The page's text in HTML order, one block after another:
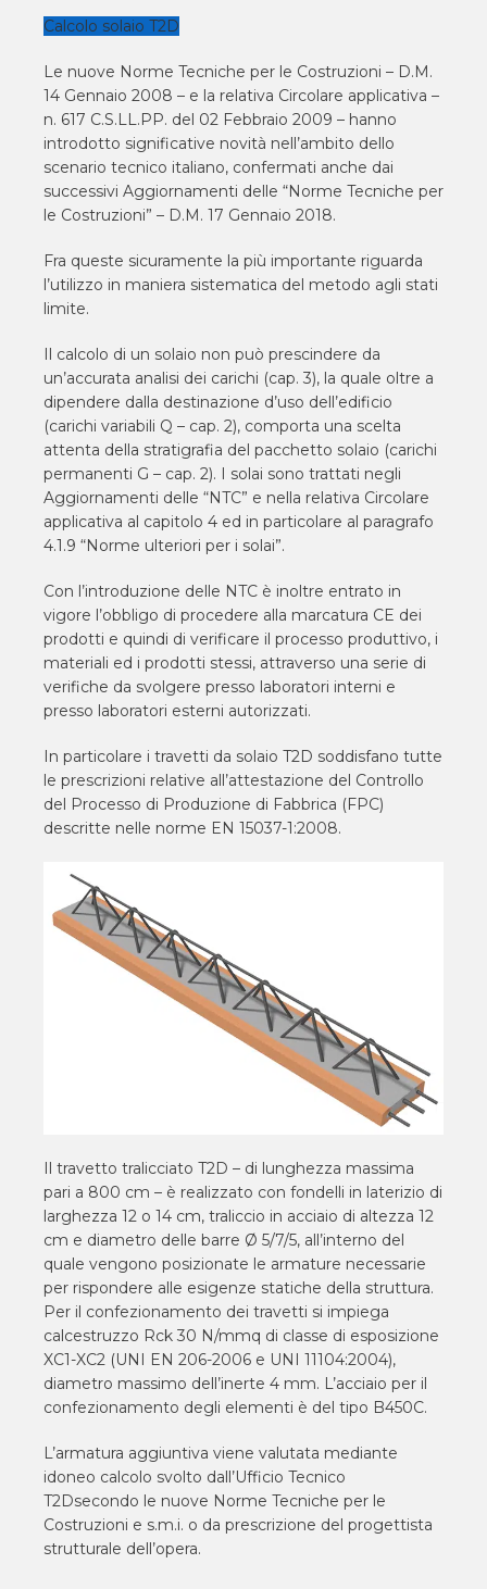
Calcolo solaio T2D
Le nuove Norme Tecniche per le Costruzioni – D.M.
14 Gennaio 2008 – e la relativa Circolare applicativa –
n. 617 C.S.LL.PP. del 02 Febbraio 2009 – hanno
introdotto significative novità nell’ambito dello
scenario tecnico italiano, confermati anche dai
successivi Aggiornamenti delle “Norme Tecniche per
le Costruzioni” – D.M. 17 Gennaio 2018.
Fra queste sicuramente la più importante riguarda
l’utilizzo in maniera sistematica del metodo agli stati
limite.
Il calcolo di un solaio non può prescindere da
un’accurata analisi dei carichi (cap. 3), la quale oltre a
dipendere dalla destinazione d’uso dell’edificio
(carichi variabili Q – cap. 2), comporta una scelta
attenta della stratigrafia del pacchetto solaio (carichi
permanenti G – cap. 2). I solai sono trattati negli
Aggiornamenti delle “NTC” e nella relativa Circolare
applicativa al capitolo 4 ed in particolare al paragrafo
4.1.9 “Norme ulteriori per i solai”.
Con l’introduzione delle NTC è inoltre entrato in
vigore l’obbligo di procedere alla marcatura CE dei
prodotti e quindi di verificare il processo produttivo, i
materiali ed i prodotti stessi, attraverso una serie di
verifiche da svolgere presso laboratori interni e
presso laboratori esterni autorizzati.
In particolare i travetti da solaio T2D soddisfano tutte
le prescrizioni relative all’attestazione del Controllo
del Processo di Produzione di Fabbrica (FPC)
descritte nelle norme EN 15037-1:2008.
Il travetto tralicciato T2D – di lunghezza massima
pari a 800 cm – è realizzato con fondelli in laterizio di
larghezza 12 o 14 cm, traliccio in acciaio di altezza 12
cm e diametro delle barre Ø 5/7/5, all’interno del
quale vengono posizionate le armature necessarie
per rispondere alle esigenze statiche della struttura.
Per il confezionamento dei travetti si impiega
calcestruzzo Rck 30 N/mmq di classe di esposizione
XC1-XC2 (UNI EN 206-2006 e UNI 11104:2004),
diametro massimo dell’inerte 4 mm. L’acciaio per il
confezionamento degli elementi è del tipo B450C.
L’armatura aggiuntiva viene valutata mediante
idoneo calcolo svolto dall’Ufficio Tecnico
T2Dsecondo le nuove Norme Tecniche per le
Costruzioni e s.m.i. o da prescrizione del progettista
strutturale dell’opera.